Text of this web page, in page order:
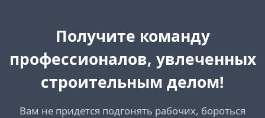
Получите команду
профессионалов, увлеченных
строительным делом!
Вам не придется подгонять рабочих, бороться